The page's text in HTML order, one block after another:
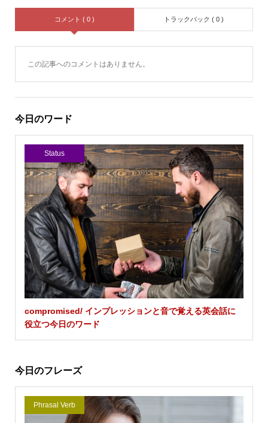
コメント ( 0 ) トラックバック ( 0 )
この記事へのコメントはありません。
今日のワード
Status
compromised/ インプレッションと音で覚える英会話に
役立つ今日のワード
今日のフレーズ
Phrasal Verb